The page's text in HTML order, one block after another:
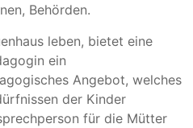
Behörden.
leben, bietet eine
ein
Angebot, welches
der Kinder
für die Mütter